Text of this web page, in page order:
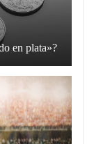
en plata»?